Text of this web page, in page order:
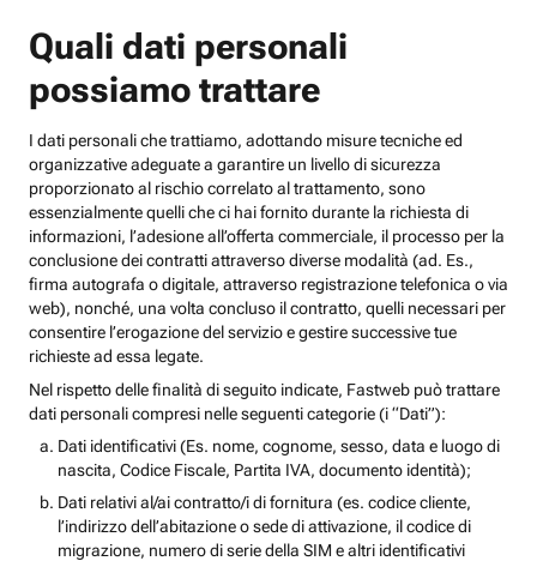
Quali dati personali
possiamo trattare
I dati personali che trattiamo, adottando misure tecniche ed
organizzative adeguate a garantire un livello di sicurezza
proporzionato al rischio correlato al trattamento, sono
essenzialmente quelli che ci hai fornito durante la richiesta di
informazioni, l’adesione all’offerta commerciale, il processo per la
conclusione dei contratti attraverso diverse modalità (ad. Es.,
firma autografa o digitale, attraverso registrazione telefonica o via
web), nonché, una volta concluso il contratto, quelli necessari per
consentire l’erogazione del servizio e gestire successive tue
richieste ad essa legate.
Nel rispetto delle finalità di seguito indicate, Fastweb può trattare
dati personali compresi nelle seguenti categorie (i “Dati”):
Dati identificativi (Es. nome, cognome, sesso, data e luogo di
nascita, Codice Fiscale, Partita IVA, documento identità);
Dati relativi al/ai contratto/i di fornitura (es. codice cliente,
l’indirizzo dell’abitazione o sede di attivazione, il codice di
migrazione, numero di serie della SIM e altri identificativi